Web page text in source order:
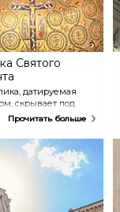
Святого
датируемая
скрывает под
одну - 4ого века
Прочитать больше